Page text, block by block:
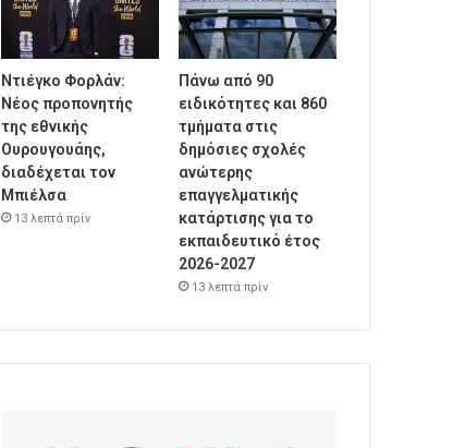
Ντιέγκο Φορλάν:
Νέος προπονητής
της εθνικής
Ουρουγουάης,
διαδέχεται τον
Μπιέλσα
13 λεπτά πρίν
Πάνω από 90
ειδικότητες και 860
τμήματα στις
δημόσιες σχολές
ανώτερης
επαγγελματικής
κατάρτισης για το
εκπαιδευτικό έτος
2026-2027
13 λεπτά πρίν